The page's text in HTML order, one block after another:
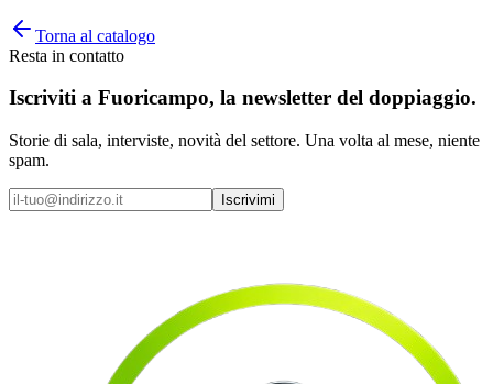
Torna al catalogo
Resta in contatto
Iscriviti a Fuoricampo, la newsletter del doppiaggio.
Storie di sala, interviste, novità del settore. Una volta al mese, niente
spam.
Iscrivimi